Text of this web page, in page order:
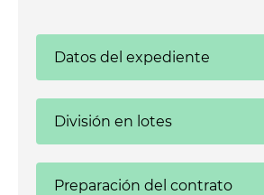
Datos del expediente
División en lotes
Preparación del contrato